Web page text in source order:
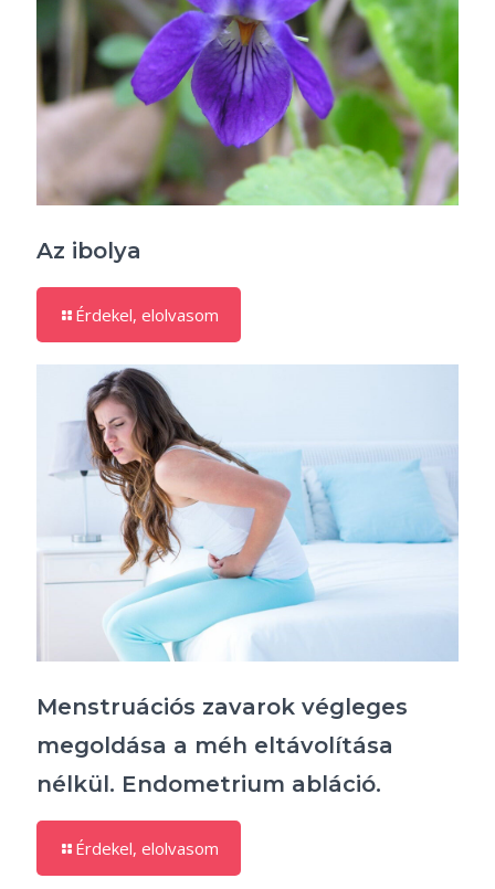
Az ibolya
Érdekel, elolvasom
Menstruációs zavarok végleges
megoldása a méh eltávolítása
nélkül. Endometrium abláció.
Érdekel, elolvasom